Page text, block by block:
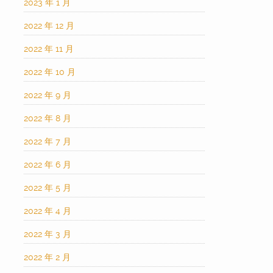
2023 年 1 月
2022 年 12 月
2022 年 11 月
2022 年 10 月
2022 年 9 月
2022 年 8 月
2022 年 7 月
2022 年 6 月
2022 年 5 月
2022 年 4 月
2022 年 3 月
2022 年 2 月